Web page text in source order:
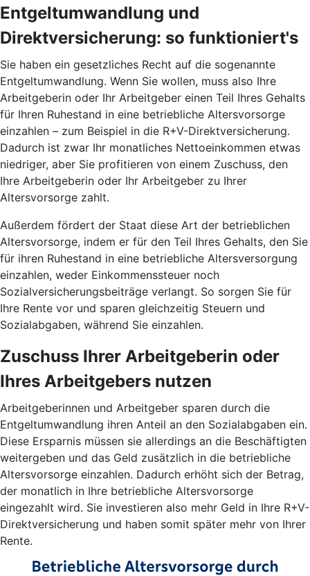
Entgeltumwandlung und
Direktversicherung: so funktioniert's
Sie haben ein gesetzliches Recht auf die sogenannte
Entgeltumwandlung. Wenn Sie wollen, muss also Ihre
Arbeitgeberin oder Ihr Arbeitgeber einen Teil Ihres Gehalts
für Ihren Ruhestand in eine betriebliche Altersvorsorge
einzahlen – zum Beispiel in die R+V-Direktversicherung.
Dadurch ist zwar Ihr monatliches Nettoeinkommen etwas
niedriger, aber Sie profitieren von einem Zuschuss, den
Ihre Arbeitgeberin oder Ihr Arbeitgeber zu Ihrer
Altersvorsorge zahlt.
Außerdem fördert der Staat diese Art der betrieblichen
Altersvorsorge, indem er für den Teil Ihres Gehalts, den Sie
für ihren Ruhestand in eine betriebliche Altersversorgung
einzahlen, weder Einkommenssteuer noch
Sozialversicherungsbeiträge verlangt. So sorgen Sie für
Ihre Rente vor und sparen gleichzeitig Steuern und
Sozialabgaben, während Sie einzahlen.
Zuschuss Ihrer Arbeitgeberin oder
Ihres Arbeitgebers nutzen
Arbeitgeberinnen und Arbeitgeber sparen durch die
Entgeltumwandlung ihren Anteil an den Sozialabgaben ein.
Diese Ersparnis müssen sie allerdings an die Beschäftigten
weitergeben und das Geld zusätzlich in die betriebliche
Altersvorsorge einzahlen. Dadurch erhöht sich der Betrag,
der monatlich in Ihre betriebliche Altersvorsorge
eingezahlt wird. Sie investieren also mehr Geld in Ihre R+V-
Direktversicherung und haben somit später mehr von Ihrer
Rente.